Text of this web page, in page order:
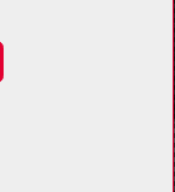
žádné informace
o souhlas s
a